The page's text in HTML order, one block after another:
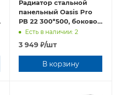
Радиатор стальной
панельный Oasis Pro
РВ 22 300*500, боковое
подключение, 1,2 мм
Есть в наличии: 2
3 949 ₽/шт
В корзину